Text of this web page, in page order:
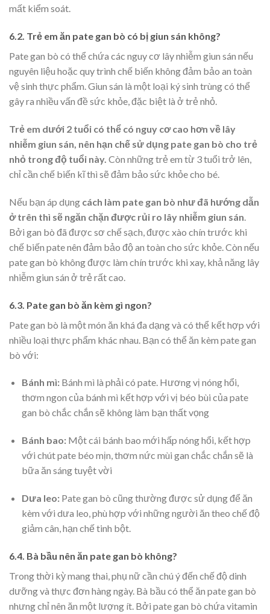
mất kiểm soát.
6.2. Trẻ em ăn pate gan bò có bị giun sán không?
Pate gan bò có thể chứa các nguy cơ lây nhiễm giun sán nếu
nguyên liệu hoặc quy trình chế biến không đảm bảo an toàn
vệ sinh thực phẩm. Giun sán là một loại ký sinh trùng có thể
gây ra nhiều vấn đề sức khỏe, đặc biệt là ở trẻ nhỏ.
Trẻ em dưới 2 tuổi có thể có nguy cơ cao hơn về lây
nhiễm giun sán, nên hạn chế sử dụng pate gan bò cho trẻ
nhỏ trong độ tuổi này. Còn những trẻ em từ 3 tuổi trở lên,
chỉ cần chế biến kĩ thì sẽ đảm bảo sức khỏe cho bé.
Nếu bạn áp dụng cách làm pate gan bò như đã hướng dẫn
ở trên thì sẽ ngăn chặn được rủi ro lây nhiễm giun sán.
Bởi gan bò đã được sơ chế sạch, được xào chín trước khi
chế biến pate nên đảm bảo độ an toàn cho sức khỏe. Còn nếu
pate gan bò không được làm chín trước khi xay, khả năng lây
nhiễm giun sán ở trẻ rất cao.
6.3. Pate gan bò ăn kèm gì ngon?
Pate gan bò là một món ăn khá đa dạng và có thể kết hợp với
nhiều loại thực phẩm khác nhau. Bạn có thể ăn kèm pate gan
bò với:
Bánh mì: Bánh mì là phải có pate. Hương vị nóng hổi,
thơm ngon của bánh mì kết hợp với vị béo bùi của pate
gan bò chắc chắn sẽ không làm bạn thất vọng
Bánh bao: Một cái bánh bao mới hấp nóng hổi, kết hợp
với chút pate béo mịn, thơm nức mùi gan chắc chắn sẽ là
bữa ăn sáng tuyệt vời
Dưa leo: Pate gan bò cũng thường được sử dụng để ăn
kèm với dưa leo, phù hợp với những người ăn theo chế độ
giảm cân, hạn chế tinh bột.
6.4. Bà bầu nên ăn pate gan bò không?
Trong thời kỳ mang thai, phụ nữ cần chú ý đến chế độ dinh
dưỡng và thực đơn hàng ngày. Bà bầu có thể ăn pate gan bò
nhưng chỉ nên ăn một lượng ít. Bởi pate gan bò chứa vitamin